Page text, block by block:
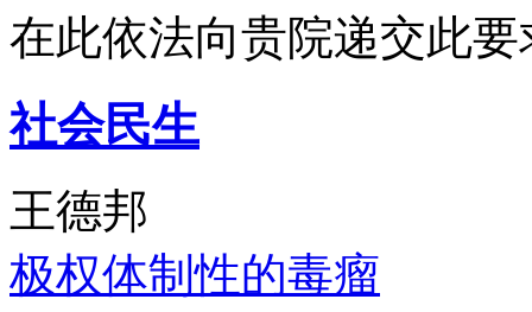
在此依法向贵院递交此要
社会民生
王德邦
极权体制性的毒瘤